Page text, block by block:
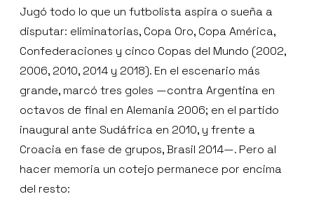
Jugó todo lo que un futbolista aspira o sueña a
disputar: eliminatorias, Copa Oro, Copa América,
Confederaciones y cinco Copas del Mundo (2002,
2006, 2010, 2014 y 2018). En el escenario más
grande, marcó tres goles —contra Argentina en
octavos de final en Alemania 2006; en el partido
inaugural ante Sudáfrica en 2010, y frente a
Croacia en fase de grupos, Brasil 2014—. Pero al
hacer memoria un cotejo permanece por encima
del resto: